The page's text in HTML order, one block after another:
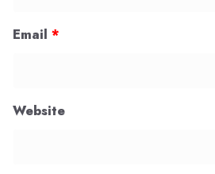
Email *
Website